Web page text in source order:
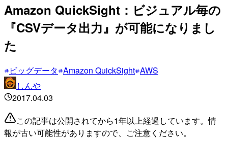
Amazon QuickSight：ビジュアル毎の
『CSVデータ出力』が可能になりまし
た
ビッグデータ Amazon QuickSight AWS
しんや
2017.04.03
この記事は公開されてから1年以上経過しています。情
報が古い可能性がありますので、ご注意ください。